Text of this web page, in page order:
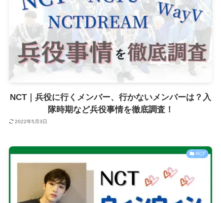
NCT｜兵役に行くメンバー、行かないメンバーは？入
隊時期など兵役事情を徹底調査！
2022年5月3日
NCT